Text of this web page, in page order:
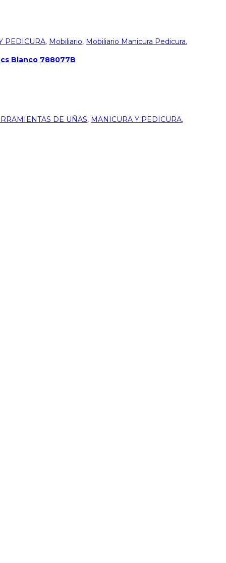
PEDICURA, Mobiliario, Mobiliario Manicura Pedicura,
Blanco 788077B
DE UÑAS, MANICURA Y PEDICURA,